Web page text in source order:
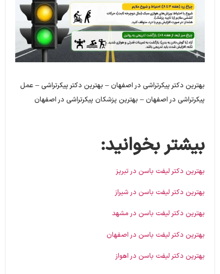
بهترین دکتر پیکرتراشی در اصفهان – بهترین دکتر پیکرتراشی – عمل
پیکرتراشی در اصفهان – بهترین پزشکان پیکرتراشی در اصفهان
بیشتر بخوانید:
بهترین دکتر لیفت باسن در تبریز
بهترین دکتر لیفت باسن در شیراز
بهترین دکتر لیفت باسن در مشهد
بهترین دکتر لیفت باسن در اصفهان
بهترین دکتر لیفت باسن در اهواز